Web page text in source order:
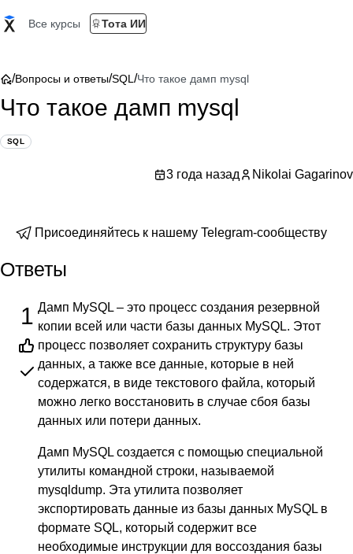
Все курсы Тота ИИ
/Вопросы и ответы/SQL /Что такое дамп mysql
Что такое дамп mysql
SQL
3 года назад Nikolai Gagarinov
Присоединяйтесь к нашему Telegram-сообществу
Ответы
1 Дамп MySQL – это процесс создания резервной
копии всей или части базы данных MySQL. Этот
процесс позволяет сохранить структуру базы
данных, а также все данные, которые в ней
содержатся, в виде текстового файла, который
можно легко восстановить в случае сбоя базы
данных или потери данных.
Дамп MySQL создается с помощью специальной
утилиты командной строки, называемой
mysqldump. Эта утилита позволяет
экспортировать данные из базы данных MySQL в
формате SQL, который содержит все
необходимые инструкции для воссоздания базы